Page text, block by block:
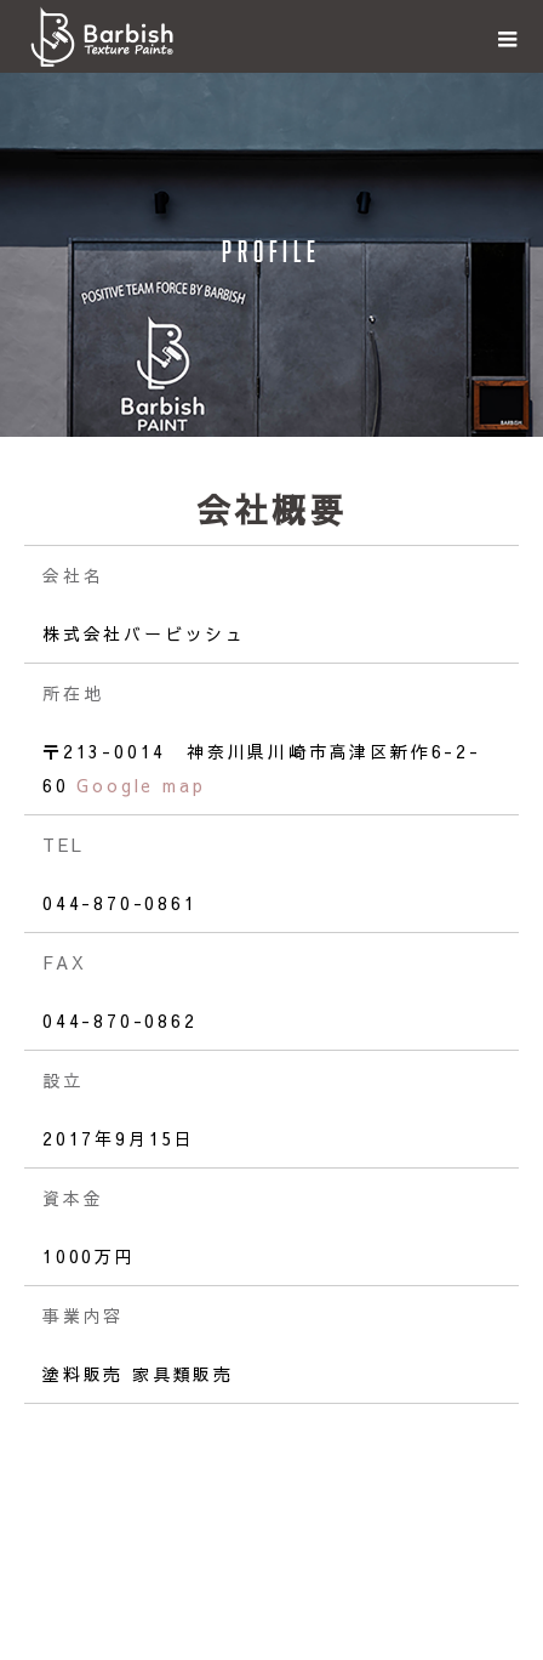
PROFILE
会社概要
会社名
株式会社バービッシュ
所在地
〒213-0014 神奈川県川崎市高津区新作6-2-
60Google map
TEL
044-870-0861
FAX
044-870-0862
設立
2017年9月15日
資本金
1000万円
事業内容
塗料販売 家具類販売